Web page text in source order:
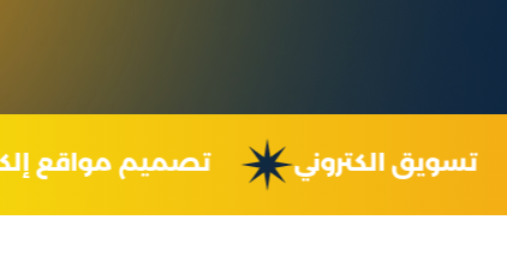
تسويق الكتروني تصميم